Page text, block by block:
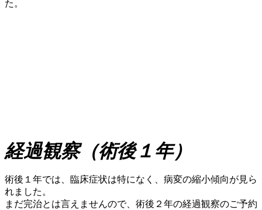
た。
経過観察（術後１年）
術後１年では、臨床症状は特になく、病変の縮小傾向が見ら
れました。
まだ完治とは言えませんので、術後２年の経過観察のご予約